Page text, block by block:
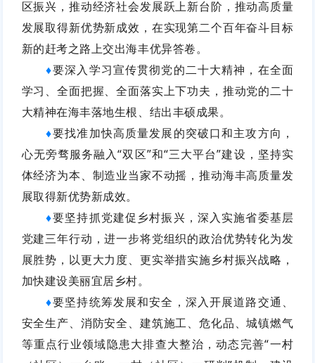
区振兴，推动经济社会发展跃上新台阶，推动高质量
发展取得新优势新成效，在实现第二个百年奋斗目标
新的赶考之路上交出海丰优异答卷。
♦要深入学习宣传贯彻党的二十大精神，在全面
学习、全面把握、全面落实上下功夫，推动党的二十
大精神在海丰落地生根、结出丰硕成果。
♦要找准加快高质量发展的突破口和主攻方向，
心无旁骛服务融入“双区”和“三大平台”建设，坚持实
体经济为本、制造业当家不动摇，推动海丰高质量发
展取得新优势新成效。
♦要坚持抓党建促乡村振兴，深入实施省委基层
党建三年行动，进一步将党组织的政治优势转化为发
展胜势，以更大力度、更实举措实施乡村振兴战略，
加快建设美丽宜居乡村。
♦要坚持统筹发展和安全，深入开展道路交通、
安全生产、消防安全、建筑施工、危化品、城镇燃气
等重点行业领域隐患大排查大整治，动态完善“一村